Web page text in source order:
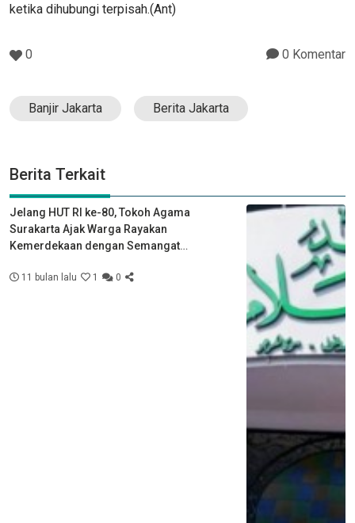
ketika dihubungi terpisah.(Ant)
0 0 Komentar
Banjir Jakarta Berita Jakarta
Berita Terkait
Jelang HUT RI ke-80, Tokoh Agama
Surakarta Ajak Warga Rayakan
Kemerdekaan dengan Semangat
11 bulan lalu 1 0